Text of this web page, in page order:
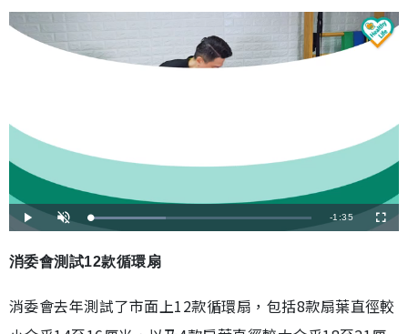
播
放
開
啟
載
入
:
3
1
%
剩
間
-1:35
全
螢
消委會測試12款循環扇
消委會去年測試了市面上12款循環扇，包括8款扇葉直徑較